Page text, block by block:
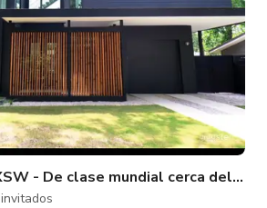
- De clase mundial cerca del